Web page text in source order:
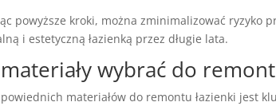
powyższe kroki, można zminimalizować ryzyko
i estetyczną łazienką przez długie lata.
wybrać do
materiałów do remontu łazienki jest